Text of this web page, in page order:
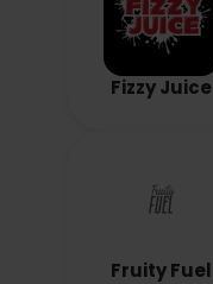
Fizzy Juice
Fruity Fuel